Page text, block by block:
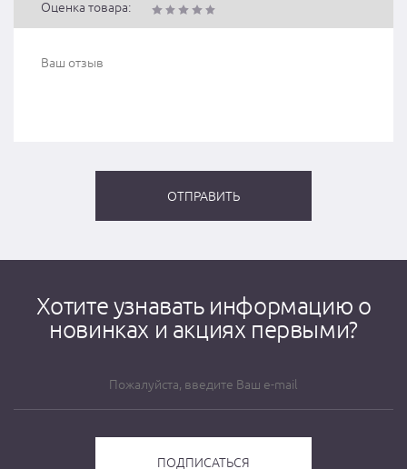
Оценка товара:
Хотите узнавать информацию о
новинках и акциях первыми?